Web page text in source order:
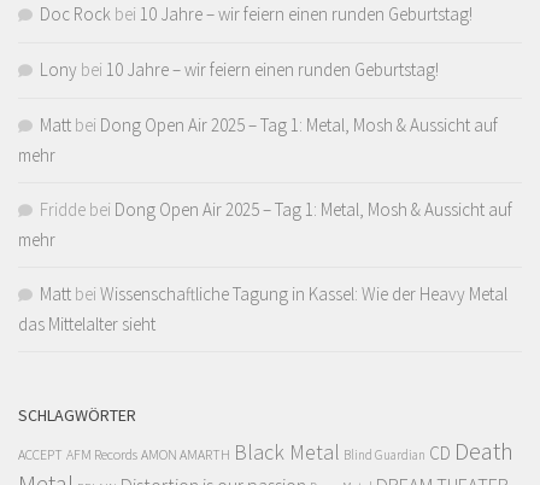
Doc Rock bei 10 Jahre – wir feiern einen runden Geburtstag!
Lony bei 10 Jahre – wir feiern einen runden Geburtstag!
Matt bei Dong Open Air 2025 – Tag 1: Metal, Mosh & Aussicht auf
mehr
Fridde bei Dong Open Air 2025 – Tag 1: Metal, Mosh & Aussicht auf
mehr
Matt bei Wissenschaftliche Tagung in Kassel: Wie der Heavy Metal
das Mittelalter sieht
SCHLAGWÖRTER
ACCEPT AFM Records AMON AMARTH Black Metal Blind Guardian CD Death